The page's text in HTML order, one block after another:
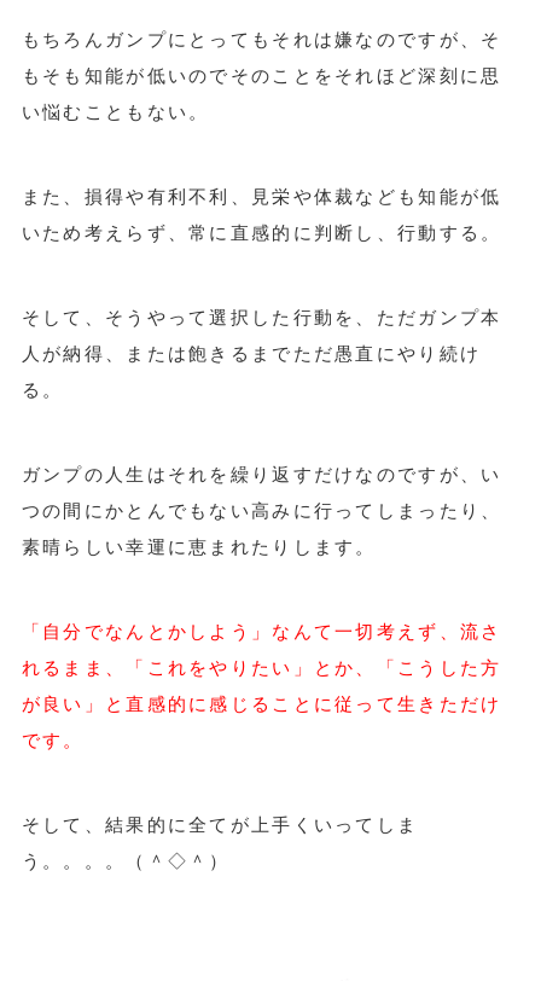
もちろんガンプにとってもそれは嫌なのですが、そ
もそも知能が低いのでそのことをそれほど深刻に思
い悩むこともない。
また、損得や有利不利、見栄や体裁なども知能が低
いため考えらず、常に直感的に判断し、行動する。
そして、そうやって選択した行動を、ただガンプ本
人が納得、または飽きるまでただ愚直にやり続け
る。
ガンプの人生はそれを繰り返すだけなのですが、い
つの間にかとんでもない高みに行ってしまったり、
素晴らしい幸運に恵まれたりします。
「自分でなんとかしよう」なんて一切考えず、流さ
れるまま、「これをやりたい」とか、「こうした方
が良い」と直感的に感じることに従って生きただけ
です。
そして、結果的に全てが上手くいってしま
う。。。。（＾◇＾）